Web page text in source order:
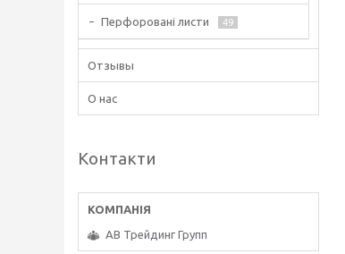
Перфоровані листи 49
Отзывы
О нас
Контакти
АВ Трейдинг Групп